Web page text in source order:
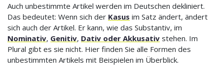
Auch unbestimmte Artikel werden im Deutschen dekliniert.
Das bedeutet: Wenn sich der Kasus im Satz ändert, ändert
sich auch der Artikel. Er kann, wie das Substantiv, im
Nominativ, Genitiv, Dativ oder Akkusativ stehen. Im
Plural gibt es sie nicht. Hier finden Sie alle Formen des
unbestimmten Artikels mit Beispielen im Überblick.